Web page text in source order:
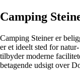
Camping
Camping Steiner er
er et ideelt sted for
tilbyder moderne
betagende udsigt over